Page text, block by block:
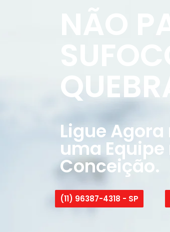
NÃO
Ligue
uma Equipe
Conceição.
(11) 96387-4318 - SP